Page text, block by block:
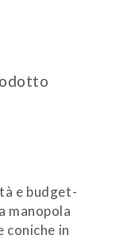
e budget-
manopola
coniche in